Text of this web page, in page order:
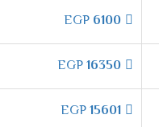
اوتوماتيك كما اننا
6100
16350
15601